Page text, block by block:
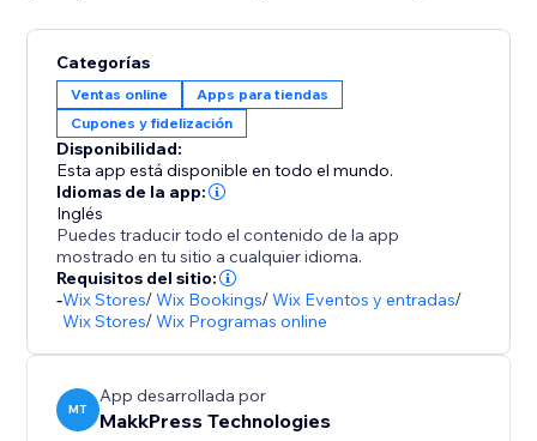
Categorías
Ventas online
Apps para tiendas
Cupones y fidelización
Disponibilidad:
Esta app está disponible en todo el mundo.
Idiomas de la app:
Inglés
Puedes traducir todo el contenido de la app
mostrado en tu sitio a cualquier idioma.
Requisitos del sitio:
-Wix Stores/Wix Bookings/Wix Eventos y entradas/
Wix Stores/Wix Programas online
MT
App desarrollada por
MakkPress Technologies